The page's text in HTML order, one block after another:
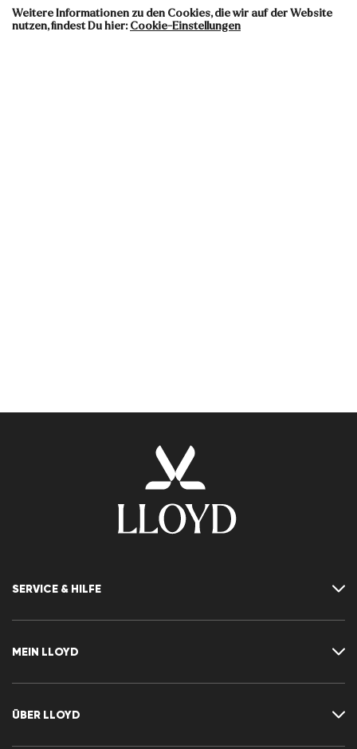
Weitere Informationen zu den Cookies, die wir auf der Website
nutzen, findest Du hier: Cookie-Einstellungen
SERVICE & HILFE
Größentabelle
Rücksendung
MEIN LLOYD
Wunschliste
ÜBER LLOYD